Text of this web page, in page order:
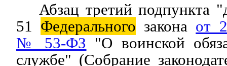
Абзац третий подпункта
51 Федерального закона от
№ 53-ФЗ "О воинской
службе" (Собрание